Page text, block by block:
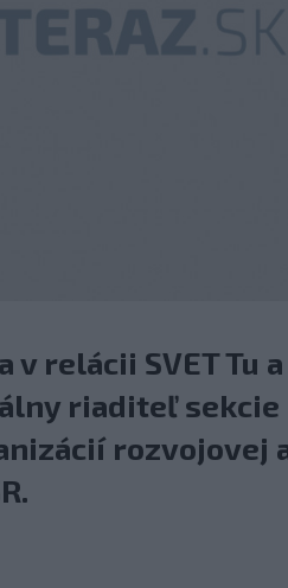
v relácii SVET Tu
riaditeľ sekcie
rozvojovej